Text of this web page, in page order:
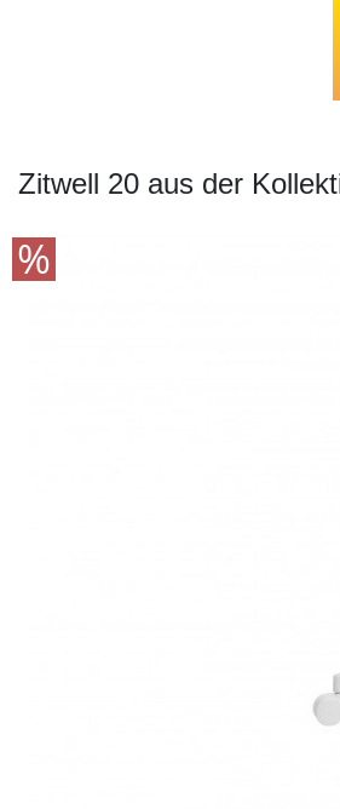
Zitwell 20 aus der
Konfigurator